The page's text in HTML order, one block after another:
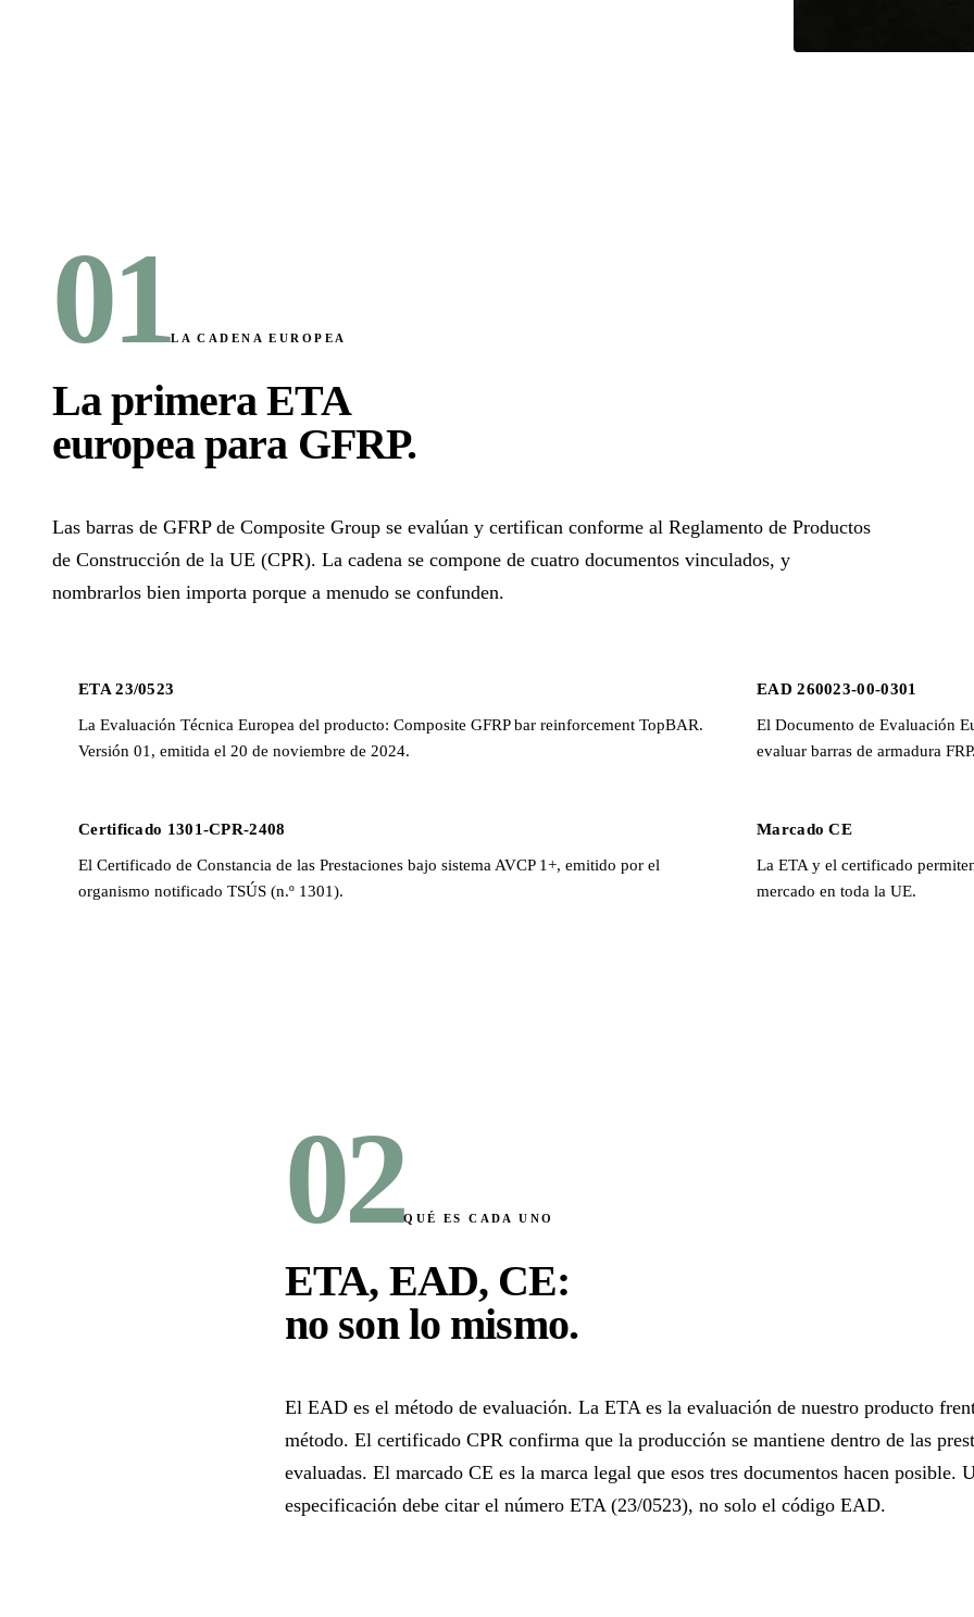
01LA CADENA EUROPEA
La primera ETA
europea para GFRP.
Las barras de GFRP de Composite Group se evalúan y certifican conforme al Reglamento de Productos
de Construcción de la UE (CPR). La cadena se compone de cuatro documentos vinculados, y
nombrarlos bien importa porque a menudo se confunden.
ETA 23/0523
La Evaluación Técnica Europea del producto: Composite GFRP bar reinforcement TopBAR.
Versión 01, emitida el 20 de noviembre de 2024.
EAD 260023-00-0301
El Documento de Evaluación
evaluar barras de armadura FRP.
Certificado 1301-CPR-2408
El Certificado de Constancia de las Prestaciones bajo sistema AVCP 1+, emitido por el
organismo notificado TSÚS (n.º 1301).
Marcado CE
La ETA y el certificado
mercado en toda la UE.
02QUÉ ES CADA UNO
ETA, EAD, CE:
no son lo mismo.
El EAD es el método de evaluación. La ETA es la evaluación de nuestro producto
método. El certificado CPR confirma que la producción se mantiene dentro de las
evaluadas. El marcado CE es la marca legal que esos tres documentos hacen posible.
especificación debe citar el número ETA (23/0523), no solo el código EAD.